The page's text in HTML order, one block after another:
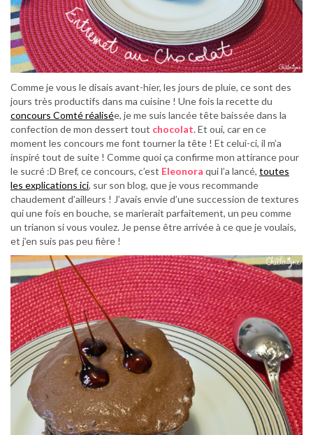
Comme je vous le disais avant-hier, les jours de pluie, ce sont des
jours très productifs dans ma cuisine ! Une fois la recette du
concours Comté réalisée, je me suis lancée tête baissée dans la
confection de mon dessert tout chocolat. Et oui, car en ce
moment les concours me font tourner la tête ! Et celui-ci, il m’a
inspiré tout de suite ! Comme quoi ça confirme mon attirance pour
le sucré :D Bref, ce concours, c’est Eleonora qui l’a lancé, toutes
les explications ici, sur son blog, que je vous recommande
chaudement d’ailleurs ! J’avais envie d’une succession de textures
qui une fois en bouche, se marierait parfaitement, un peu comme
un trianon si vous voulez. Je pense être arrivée à ce que je voulais,
et j’en suis pas peu fière !